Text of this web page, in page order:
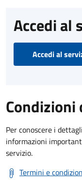
Accedi al
Accedi al
Condizioni
Per conoscere i
informazioni
servizio.
Termini e